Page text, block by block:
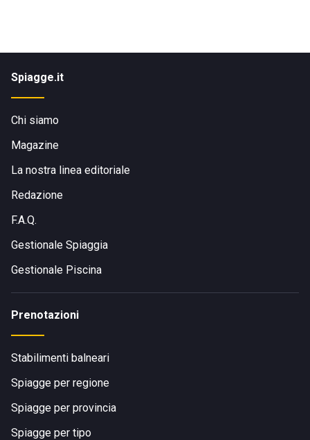
Spiagge.it
Chi siamo
Magazine
La nostra linea editoriale
Redazione
F.A.Q.
Gestionale Spiaggia
Gestionale Piscina
Prenotazioni
Stabilimenti balneari
Spiagge per regione
Spiagge per provincia
Spiagge per tipo